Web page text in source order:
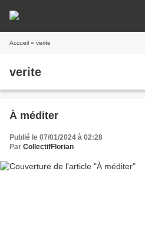
Accueil » verite
verite
À méditer
Publié le 07/01/2024 à 02:28
Par CollectifFlorian